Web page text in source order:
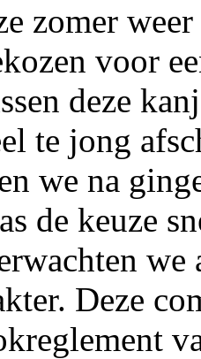
zomer
voor
deze
te jong
we na
de keuze
we
Deze